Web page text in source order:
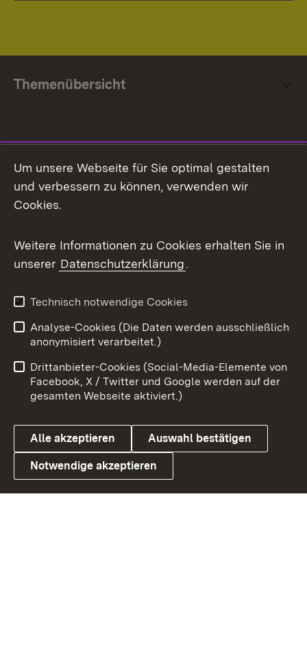
Themenübersicht
Facebook
X / Twitter
Youtube
Link zum Landesportal
Impressum
Kontakt
Barrierefreiheit
Datenschutz
Cookies
Um unsere Webseite für Sie optimal gestalten
und verbessern zu können, verwenden wir
Cookies.
Weitere Informationen zu Cookies erhalten Sie in
unserer Datenschutzerklärung.
Technisch notwendige Cookies
Analyse-Cookies (Die Daten werden ausschließlich
anonymisiert verarbeitet.)
Drittanbieter-Cookies (Social-Media-Elemente von
Facebook, X / Twitter und Google werden auf der
gesamten Webseite aktiviert.)
Alle akzeptieren Auswahl bestätigen
Notwendige akzeptieren